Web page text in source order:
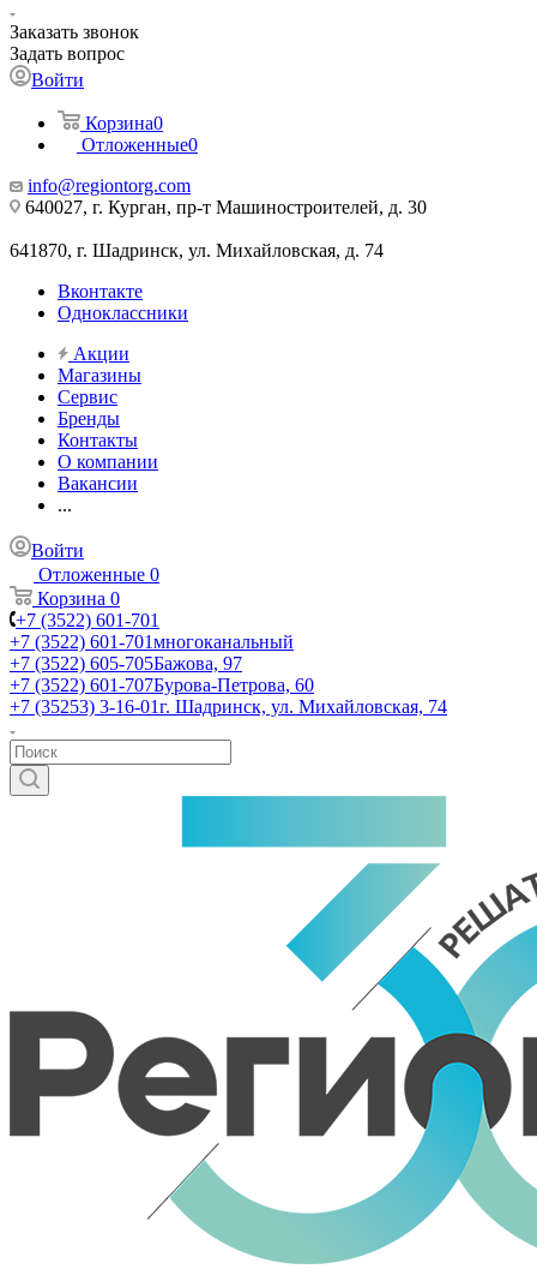
Заказать звонок
Задать вопрос
Войти
Корзина0
Отложенные0
info@regiontorg.com
640027, г. Курган, пр-т Машиностроителей, д. 30
641870, г. Шадринск, ул. Михайловская, д. 74
Вконтакте
Одноклассники
Акции
Магазины
Сервис
Бренды
Контакты
О компании
Вакансии
...
Войти
Отложенные 0
Корзина 0
+7 (3522) 601-701
+7 (3522) 601-701многоканальный
+7 (3522) 605-705Бажова, 97
+7 (3522) 601-707Бурова-Петрова, 60
+7 (35253) 3-16-01г. Шадринск, ул. Михайловская, 74